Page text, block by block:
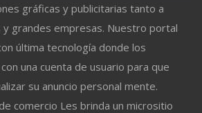
gráficas y publicitarias tanto a
y grandes empresas. Nuestro portal
última tecnología donde los
una cuenta de usuario para que
su anuncio personal mente.
comercio Les brinda un micrositio